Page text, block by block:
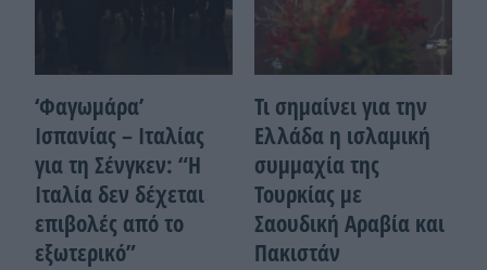
‘Φαγωμάρα’
Ισπανίας – Ιταλίας
για τη Σένγκεν: “Η
Ιταλία δεν δέχεται
επιβολές από το
εξωτερικό”
Τι σημαίνει για την
Ελλάδα η ισλαμική
συμμαχία της
Τουρκίας με
Σαουδική Αραβία και
Πακιστάν